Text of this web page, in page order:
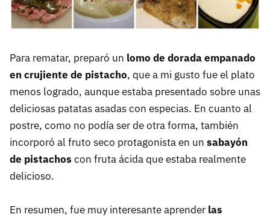
Para rematar, preparó un lomo de dorada empanado
en crujiente de pistacho, que a mi gusto fue el plato
menos logrado, aunque estaba presentado sobre unas
deliciosas patatas asadas con especias. En cuanto al
postre, como no podía ser de otra forma, también
incorporó al fruto seco protagonista en un sabayón
de pistachos con fruta ácida que estaba realmente
delicioso.
En resumen, fue muy interesante aprender las